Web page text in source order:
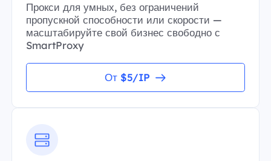
Прокси для умных, без ограничений
пропускной способности или скорости —
масштабируйте свой бизнес свободно с
SmartProxy
От $5/IP